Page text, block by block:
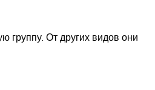
группу. От других видов они